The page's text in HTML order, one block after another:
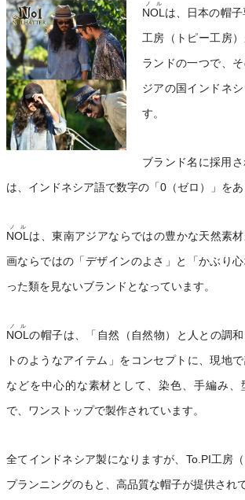
NOL
ノル
は、日本の帽
工房（トピー工房
ランドの一つで、
ジアの国インドネ
す。
ブランド名に採用
は、インドネシア語で数字の「0（ゼロ）」をあ
NOL
ノル
は、東南アジアならではの豊かな天然素
画ならではの「デザインのよさ」と「かぶり
った類を見ないブランドとなっています。
NOL
ノル
の帽子は、「自然（自然物）と人との調
トのようなアイテム」をコンセプトに、現地
などを中心的な素材として、染色、手編み、
で、ワンストップで製作されています。
全てインドネシア製になりますが、To.PI工房
プランニングのもと、高品質な帽子が提供され